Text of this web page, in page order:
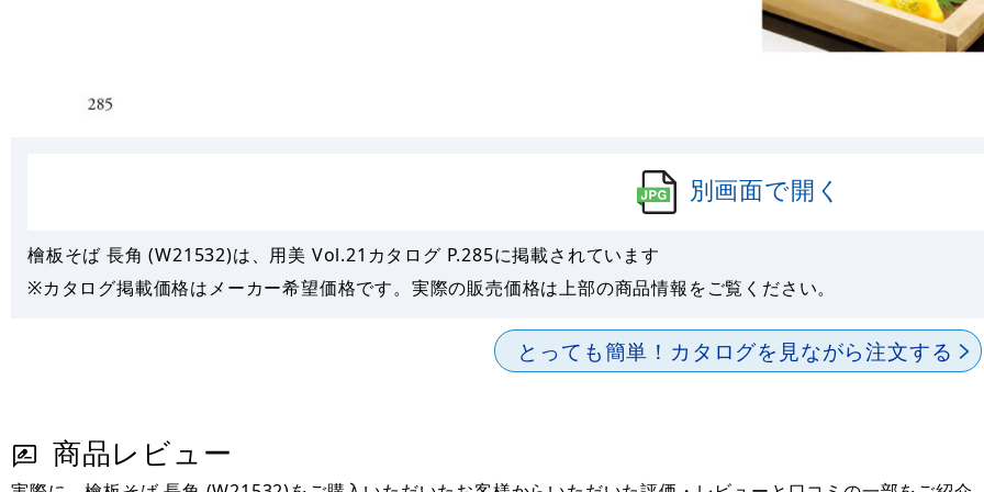
別画面で開く
檜板そば 長角 (W21532)は、用美 Vol.21カタログ P.285に掲載されています
※カタログ掲載価格はメーカー希望価格です。実際の販売価格は上部の商品情報をご覧ください。
とっても簡単！ カタログを見ながら注文する
商品レビュー